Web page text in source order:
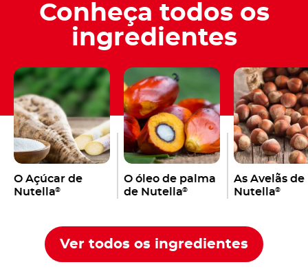
Conheça todos os
ingredientes
O Açúcar de
Nutella®
O óleo de palma
de Nutella®
As Avelãs de
Nutella®
Ver todos os ingredientes